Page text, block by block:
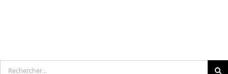
Rechercher